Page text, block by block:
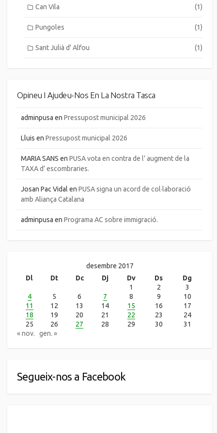
Can Vila (1)
Pungoles (1)
Sant Julià d' Alfou (1)
Opineu I Ajudeu-Nos En La Nostra Tasca
adminpusa en Pressupost municipal 2026
Lluis en Pressupost municipal 2026
MARIA SANS en PUSA vota en contra de l’ augment de la
TAXA d’ escombraries.
Josan Pac Vidal en PUSA signa un acord de col·laboració
amb Aliança Catalana
adminpusa en Programa AC sobre immigració.
desembre 2017
Dl
Dt Dc Dj Dv Ds
Dg
1
2
3
4
5 6 7 8 9
10
11
12 13 14 15 16
17
18
19 20 21 22 23
24
25
26 27 28 29 30
31
« nov.
gen. »
Segueix-nos a Facebook